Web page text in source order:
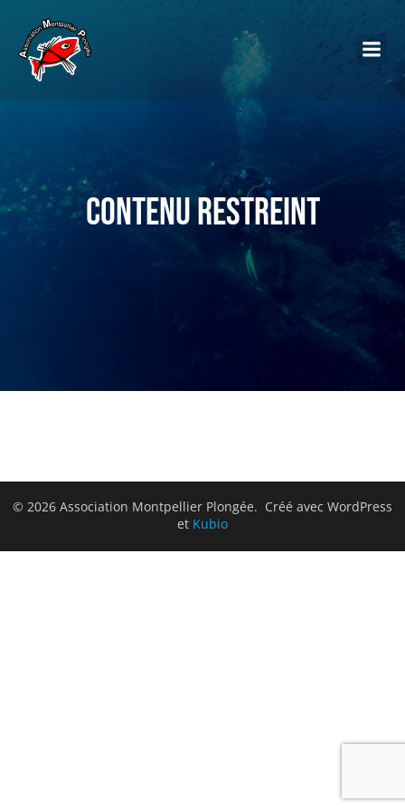
Contenu restreint
© 2026 Association Montpellier Plongée. Créé avec WordPress
et Kubio